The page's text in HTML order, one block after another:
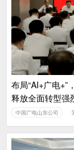
布局“AI+广电+”
释放全面转型强
中国广电山东公司